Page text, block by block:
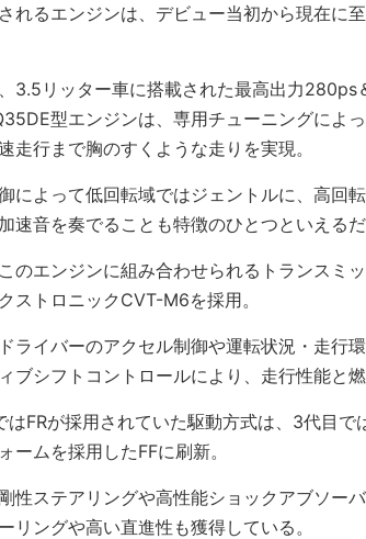
れるエンジンは、デビュー当初から現在に
3.5リッター車に搭載された最高出力280ps
型エンジンは、専用チューニングによ
走行まで胸のすくような走りを実現。
によって低回転域ではジェントルに、高回
速音を奏でることも特徴のひとつといえるだ
のエンジンに組み合わせられるトランスミ
ストロニックCVT-M6を採用。
ライバーのアクセル制御や運転状況・走行
ブシフトコントロールにより、走行性能と
FRが採用されていた駆動方式は、3代目で
ームを採用したFFに刷新。
性ステアリングや高性能ショックアブソー
リングや高い直進性も獲得している。